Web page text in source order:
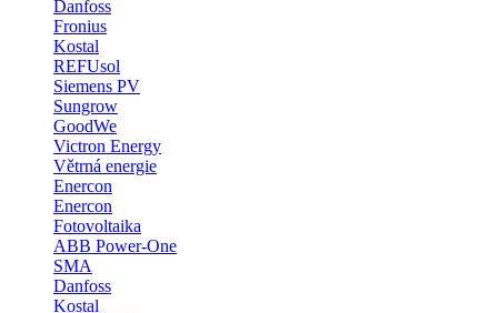
Danfoss
Fronius
Kostal
REFUsol
Siemens PV
Sungrow
GoodWe
Victron Energy
Větrná energie
Enercon
Enercon
Fotovoltaika
ABB Power-One
SMA
Danfoss
Kostal